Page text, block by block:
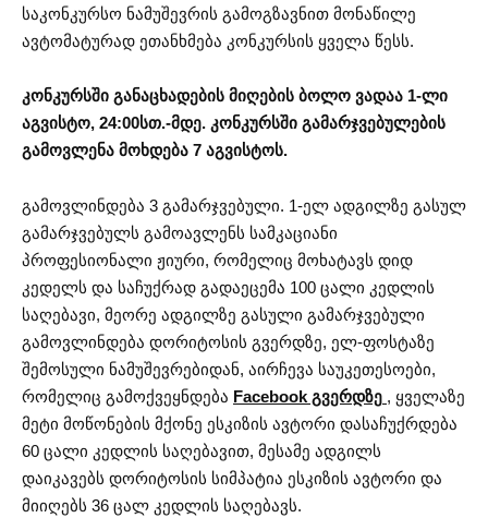
საკონკურსო ნამუშევრის გამოგზავნით მონაწილე
ავტომატურად ეთანხმება კონკურსის ყველა წესს.
კონკურსში განაცხადების მიღების ბოლო ვადაა 1-ლი
აგვისტო, 24:00სთ.-მდე. კონკურსში გამარჯვებულების
გამოვლენა მოხდება 7 აგვისტოს.
გამოვლინდება 3 გამარჯვებული. 1-ელ ადგილზე გასულ
გამარჯვებულს გამოავლენს სამკაციანი
პროფესიონალი ჟიური, რომელიც მოხატავს დიდ
კედელს და საჩუქრად გადაეცემა 100 ცალი კედლის
საღებავი, მეორე ადგილზე გასული გამარჯვებული
გამოვლინდება დორიტოსის გვერდზე, ელ-ფოსტაზე
შემოსული ნამუშევრებიდან, აირჩევა საუკეთესოები,
რომელიც გამოქვეყნდება Facebook გვერდზე , ყველაზე
მეტი მოწონების მქონე ესკიზის ავტორი დასაჩუქრდება
60 ცალი კედლის საღებავით, მესამე ადგილს
დაიკავებს დორიტოსის სიმპატია ესკიზის ავტორი და
მიიღებს 36 ცალ კედლის საღებავს.